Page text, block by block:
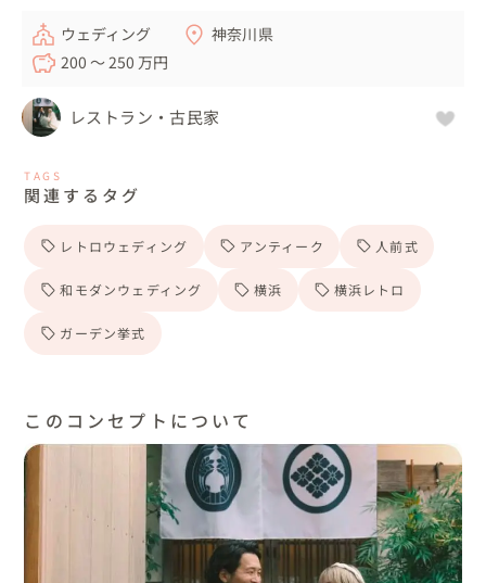
ウェディング
神奈川県
200 〜 250 万円
レストラン・古民家
TAGS
関連するタグ
レトロウェディング アンティーク 人前式
和モダンウェディング 横浜 横浜レトロ
ガーデン挙式
このコンセプトについて